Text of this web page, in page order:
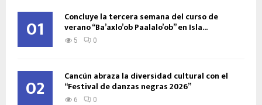
01 Concluye la tercera semana del curso de
verano “Ba’axlo’ob Paalalo’ob” en Isla...
5 0
02 Cancún abraza la diversidad cultural con el
“Festival de danzas negras 2026”
6 0